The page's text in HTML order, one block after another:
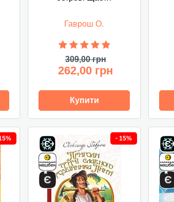
Гаврош О.
309,00 грн
262,00 грн
Купити
- 15%